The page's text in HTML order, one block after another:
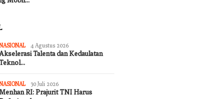
Garut Kaji
Sumur Bor untuk
di Desa
tahun? Segera Nano Coating
4 Agustus 2026
Talenta dan Kedaulatan
30 Juli 2026
RI: Prajurit TNI Harus